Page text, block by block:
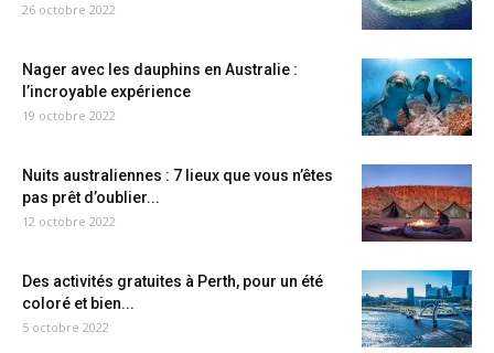
26 octobre 2022
Nager avec les dauphins en Australie :
l’incroyable expérience
19 octobre 2022
Nuits australiennes : 7 lieux que vous n’êtes
pas prêt d’oublier...
12 octobre 2022
Des activités gratuites à Perth, pour un été
coloré et bien...
5 octobre 2022